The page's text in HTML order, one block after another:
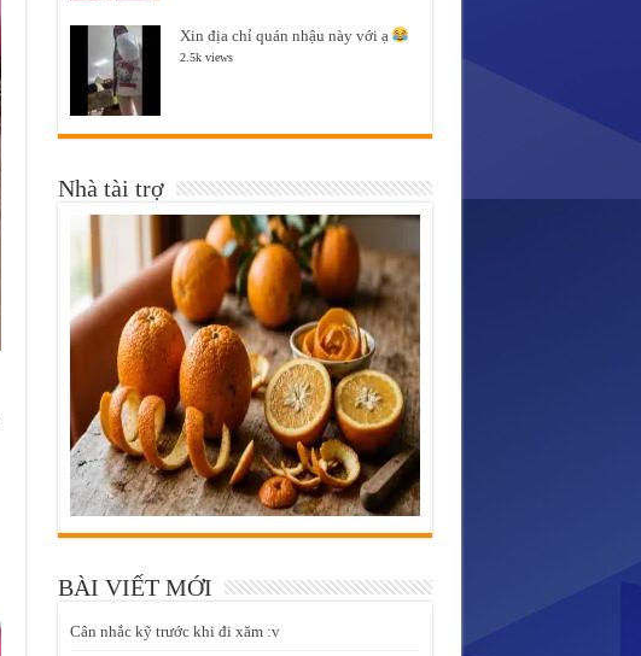
Xin địa chỉ quán nhậu này với ạ
2.5k views
Nhà tài trợ
BÀI VIẾT MỚI
Cân nhắc kỹ trước khi đi xăm :v